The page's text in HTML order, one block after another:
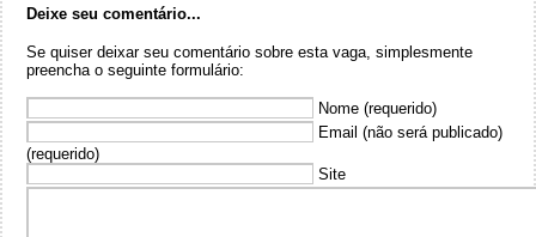
Deixe seu comentário...
Se quiser deixar seu comentário sobre esta vaga, simplesmente
preencha o seguinte formulário:
Nome (requerido)
Email (não será publicado)
(requerido)
Site